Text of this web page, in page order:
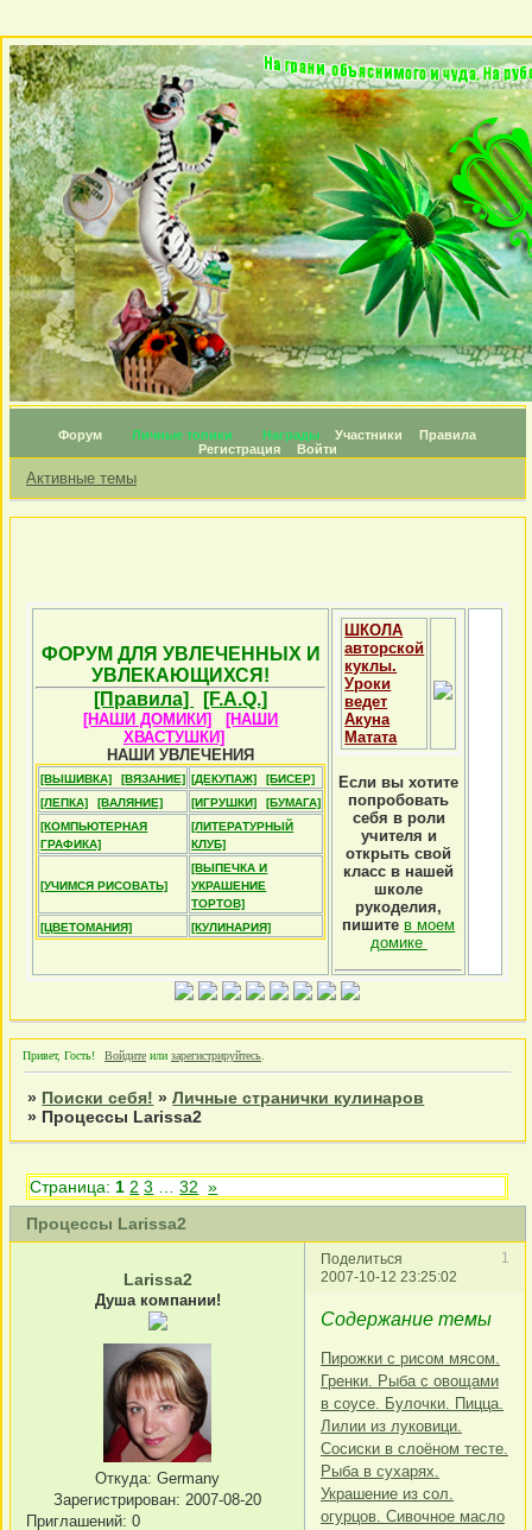
Форум Личные топики Награды Участники
Правила
Регистрация
Войти
Активные темы
ФОРУМ ДЛЯ УВЛЕЧЕННЫХ И
УВЛЕКАЮЩИХСЯ!
[Правила]
[F.A.Q.]
[НАШИ ДОМИКИ]
[НАШИ
ХВАСТУШКИ]
НАШИ УВЛЕЧЕНИЯ
[ВЫШИВКА] [ВЯЗАНИЕ] [ДЕКУПАЖ]
[БИСЕР]
[ЛЕПКА]
[ВАЛЯНИЕ] [ИГРУШКИ]
[БУМАГА]
[КОМПЬЮТЕРНАЯ
ГРАФИКА]
[ЛИТЕРАТУРНЫЙ
КЛУБ]
[УЧИМСЯ РИСОВАТЬ]
[ВЫПЕЧКА И
УКРАШЕНИЕ
ТОРТОВ]
[ЦВЕТОМАНИЯ]
[КУЛИНАРИЯ]
ШКОЛА
авторской
куклы.
Уроки
ведет
Акуна
Матата
Если вы хотите
попробовать
себя в роли
учителя и
открыть свой
класс в нашей
школе
рукоделия,
пишите в моем
домике
Привет, Гость! Войдите или зарегистрируйтесь
» Поиски себя! »Личные странички кулинаров
» Процессы Larissa2
Процессы Larissa2
Страница: 1 2 3 32 »
Поделиться
1
2007-10-12 23:25:02
Larissa2
Душа компании!
Откуда: Germany
Зарегистрирован: 2007-08-20
Приглашений: 0
Содержание темы
Пирожки с рисом мясом.
Гренки. Рыба с овощами
в соусе. Булочки. Пицца.
Лилии из луковици.
Сосиски в слоёном тесте.
Рыба в сухарях.
Украшение из сол.
огурцов. Сивочное масло